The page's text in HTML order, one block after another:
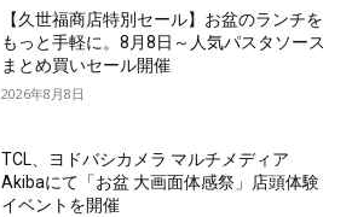
【久世福商店特別セール】お盆のランチを
もっと手軽に。8月8日～人気パスタソース
まとめ買いセール開催
2026年8月8日
TCL、ヨドバシカメラ マルチメディア
Akibaにて「お盆 大画面体感祭」店頭体験
イベントを開催